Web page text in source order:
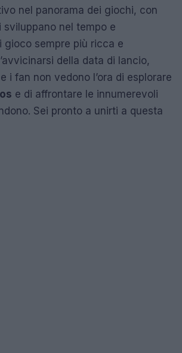
nel panorama dei giochi, con
nel tempo e
gioco sempre più ricca e
della data di lancio,
i fan non vedono l’ora di esplorare
e di affrontare le innumerevoli
Sei pronto a unirti a questa